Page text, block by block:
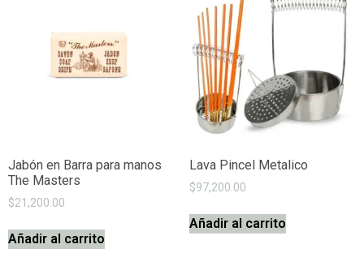
Jabón en Barra para manos
The Masters
$21,200.00
Añadir al carrito
Lava Pincel Metalico
$97,200.00
Añadir al carrito